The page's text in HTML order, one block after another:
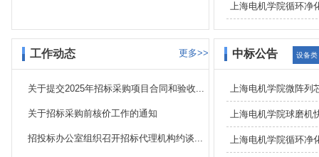
工作动态 更多>>
关于提交2025年招标采购项目合同和验收...
关于招标采购前核价工作的通知
招投标办公室组织召开招标代理机构约谈...
上海电机学院循环净
中标公告 设备类
上海电机学院微阵列
上海电机学院球磨机
上海电机学院循环净